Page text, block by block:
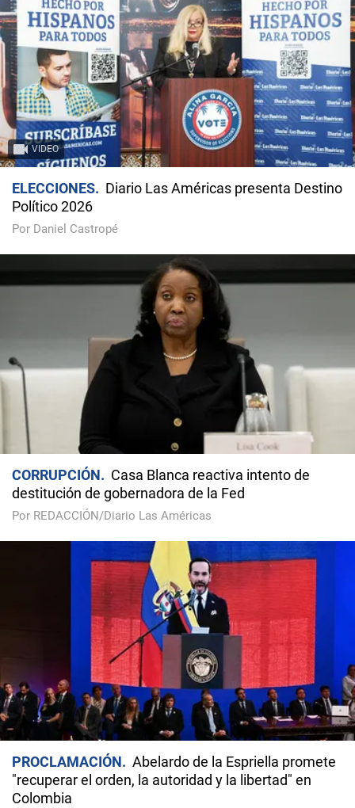
VIDEO
ELECCIONES
Diario Las Américas presenta Destino
Político 2026
Por Daniel Castropé
CORRUPCIÓN
Casa Blanca reactiva intento de
destitución de gobernadora de la Fed
Por REDACCIÓN/Diario Las Américas
PROCLAMACIÓN
Abelardo de la Espriella promete
"recuperar el orden, la autoridad y la libertad" en
Colombia